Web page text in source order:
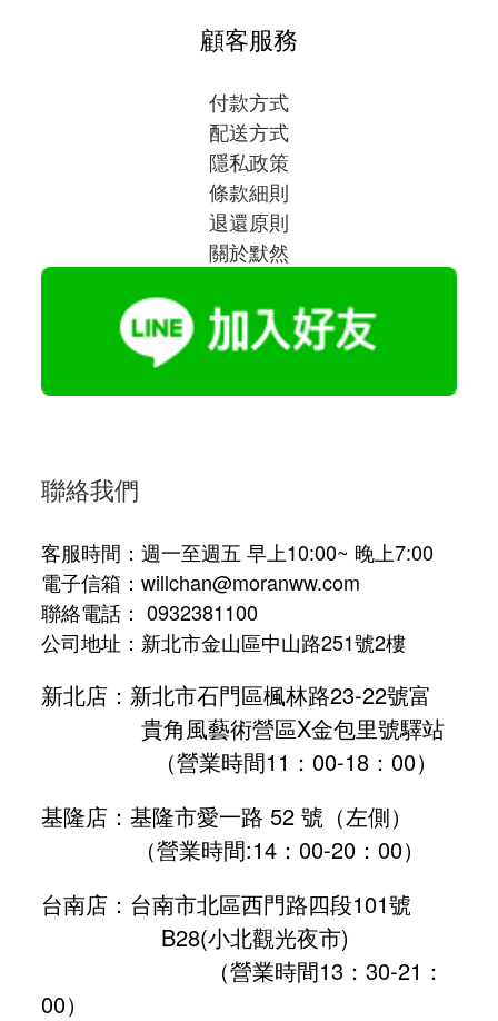
顧客服務
付款方式
配送方式
隱私政策
條款細則
退還原則
關於默然
聯絡我們
客服時間：週一至週五 早上10:00~ 晚上7:00
電子信箱：willchan@moranww.com
聯絡電話： 0932381100
公司地址：新北市金山區中山路251號2樓
新北店：新北市石門區楓林路23-22號富
貴角風藝術營區X金包里號驛站
（營業時間11：00-18：00）
基隆店：基隆市愛一路 52 號（左側）
（營業時間:14：00-20：00）
台南店：台南市北區西門路四段101號
B28(小北觀光夜市)
（營業時間13：30-21：
00）